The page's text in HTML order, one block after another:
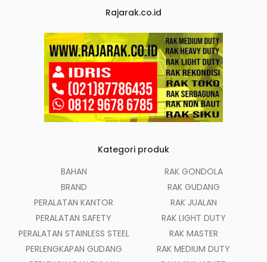
Rajarak.co.id
Kategori produk
BAHAN
BRAND
PERALATAN KANTOR
PERALATAN SAFETY
PERALATAN STAINLESS STEEL
PERLENGKAPAN GUDANG
RAK GONDOLA
RAK GUDANG
RAK JUALAN
RAK LIGHT DUTY
RAK MASTER
RAK MEDIUM DUTY